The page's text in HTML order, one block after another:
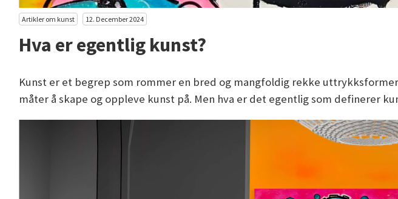
Artikler om kunst 12. December 2024
Hva er egentlig kunst?
Kunst er et begrep som rommer en bred og mangfoldig rekke
måter å skape og oppleve kunst på. Men hva er det egentlig som definerer